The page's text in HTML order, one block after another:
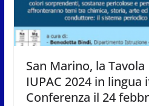
San Marino, la
IUPAC 2024 in lingua
Conferenza il 24